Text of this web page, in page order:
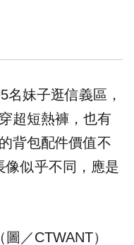
名妹子逛信義區，
超短熱褲，也有
背包配件價值不
像似乎不同，應是
／CTWANT）